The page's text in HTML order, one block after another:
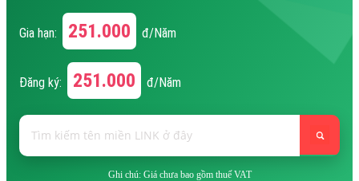
Gia hạn: 251.000 đ/Năm
Đăng ký: 251.000 đ/Năm
Ghi chú: Giá chưa bao gồm thuế VAT